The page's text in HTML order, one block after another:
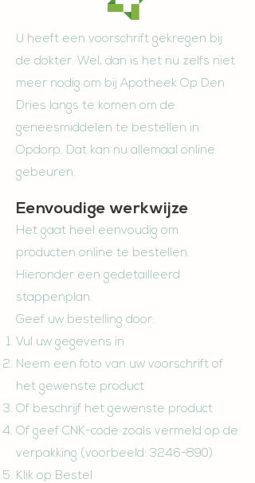
U heeft een voorschrift gekregen bij
de dokter. Wel, dan is het nu zelfs niet
meer nodig om bij Apotheek Op Den
Dries langs te komen om de
geneesmiddelen te bestellen in
Opdorp. Dat kan nu allemaal online
gebeuren.
Eenvoudige werkwijze
Het gaat heel eenvoudig om
producten online te bestellen.
Hieronder een gedetailleerd
stappenplan.
Geef uw bestelling door:
Vul uw gegevens in
Neem een foto van uw voorschrift of
het gewenste product
Of beschrijf het gewenste product
Of geef CNK-code zoals vermeld op de
verpakking (voorbeeld: 3246-890)
Klik op Bestel